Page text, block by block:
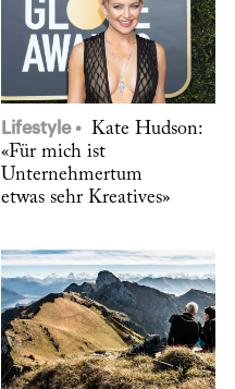
Lifestyle
Kate Hudson:
«Für mich ist
Unternehmertum
etwas sehr Kreatives»